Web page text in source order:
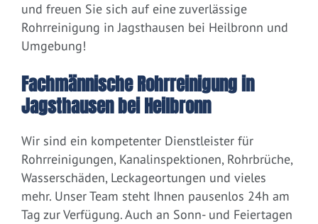
und freuen Sie sich auf eine zuverlässige
Rohrreinigung in Jagsthausen bei Heilbronn und
Umgebung!
Fachmännische Rohrreinigung in
Jagsthausen bei Heilbronn
Wir sind ein kompetenter Dienstleister für
Rohrreinigungen, Kanalinspektionen, Rohrbrüche,
Wasserschäden, Leckageortungen und vieles
mehr. Unser Team steht Ihnen pausenlos 24h am
Tag zur Verfügung. Auch an Sonn- und Feiertagen